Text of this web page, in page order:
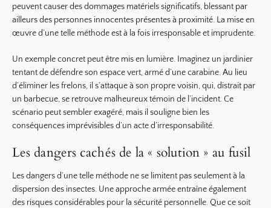
peuvent causer des dommages matériels significatifs, blessant par
ailleurs des personnes innocentes présentes à proximité. La mise en
œuvre d’une telle méthode est à la fois irresponsable et imprudente.
Un exemple concret peut être mis en lumière. Imaginez un jardinier
tentant de défendre son espace vert, armé d’une carabine. Au lieu
d’éliminer les frelons, il s’attaque à son propre voisin, qui, distrait par
un barbecue, se retrouve malheureux témoin de l’incident. Ce
scénario peut sembler exagéré, mais il souligne bien les
conséquences imprévisibles d’un acte d’irresponsabilité.
Les dangers cachés de la « solution » au fusil
Les dangers d’une telle méthode ne se limitent pas seulement à la
dispersion des insectes. Une approche armée entraîne également
des risques considérables pour la sécurité personnelle. Que ce soit